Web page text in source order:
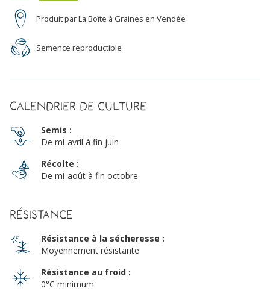
Produit par La Boîte à Graines en Vendée
Semence reproductible
Calendrier de culture
Semis :
De mi-avril à fin juin
Récolte :
De mi-août à fin octobre
Résistance
Résistance à la sécheresse :
Moyennement résistante
Résistance au froid :
0°C minimum